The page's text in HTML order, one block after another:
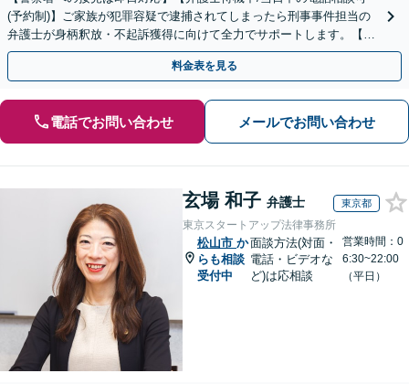
(予約制)】ご家族が犯罪容疑で逮捕されてしまったら刑事事件担当の
弁護士が身柄釈放・不起訴獲得に向けて全力でサポートします。【毎
月100名以上の相談実績】【全国対応】
料金表を見る
電話でお問い合わせ メールでお問い合わせ
玄場 和子 弁護士 東京都
東京スタートアップ法律事務所
松山市 か
らも相談
受付中
面談方法(対面・
電話・ビデオな
ど)は応相談
営業時間：0
6:30~22:00
（平日）